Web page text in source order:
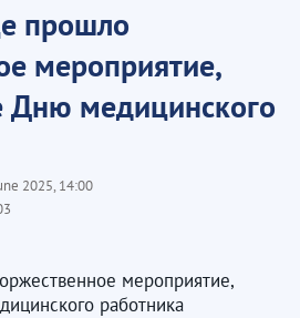
прошло
мероприятие,
Дню медицинского
2025, 14:00
мероприятие,
работника